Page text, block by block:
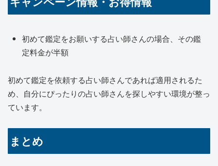
初めて鑑定をお願いする占い師さんの場合、その鑑
定料金が半額
初めて鑑定を依頼する占い師さんであれば適用されるた
め、自分にぴったりの占い師さんを探しやすい環境が整っ
ています。
まとめ